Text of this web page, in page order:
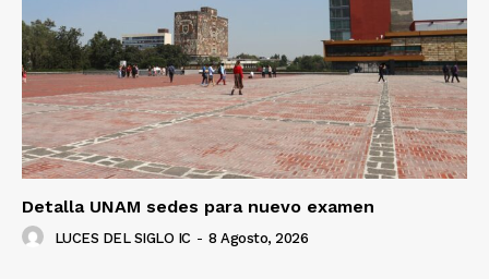
Detalla UNAM sedes para nuevo examen
LUCES DEL SIGLO IC - 8 Agosto, 2026